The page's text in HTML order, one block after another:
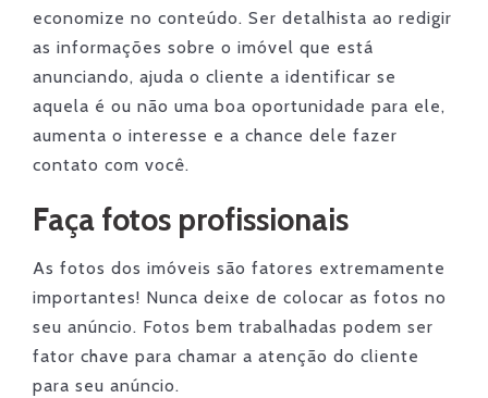
economize no conteúdo. Ser detalhista ao redigir
as informações sobre o imóvel que está
anunciando, ajuda o cliente a identificar se
aquela é ou não uma boa oportunidade para ele,
aumenta o interesse e a chance dele fazer
contato com você.
Faça fotos profissionais
As fotos dos imóveis são fatores extremamente
importantes! Nunca deixe de colocar as fotos no
seu anúncio. Fotos bem trabalhadas podem ser
fator chave para chamar a atenção do cliente
para seu anúncio.